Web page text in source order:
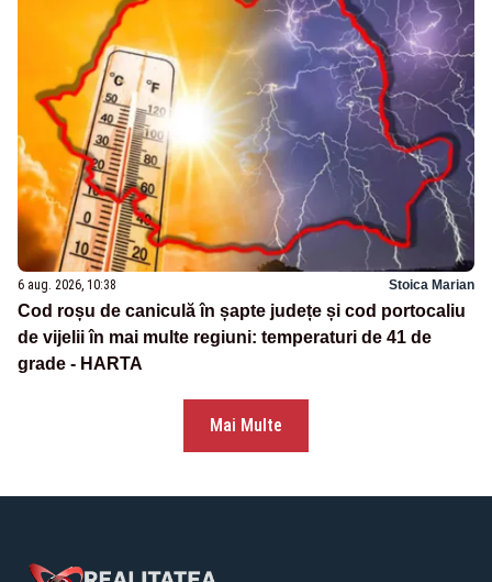
6 aug. 2026, 10:38 Stoica Marian
Cod roșu de caniculă în șapte județe și cod portocaliu
de vijelii în mai multe regiuni: temperaturi de 41 de
grade - HARTA
Mai Multe